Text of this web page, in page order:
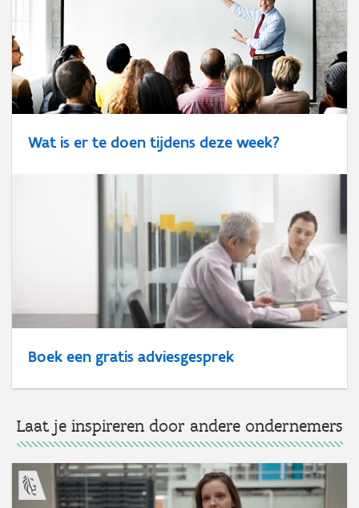
Wat is er te doen tijdens deze week?
Boek een gratis adviesgesprek
Laat je inspireren door andere ondernemers